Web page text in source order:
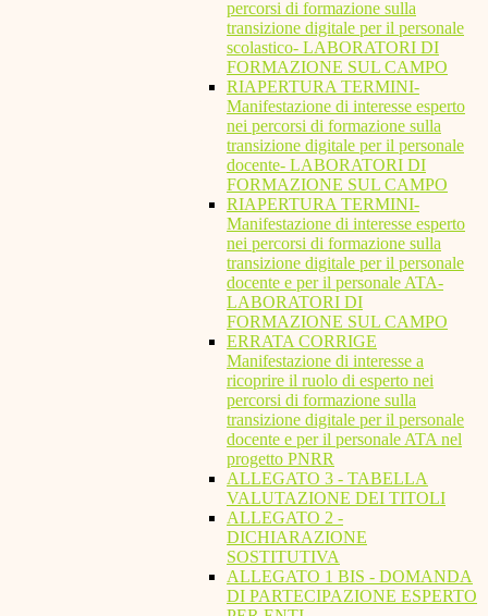
percorsi di formazione sulla
transizione digitale per il personale
scolastico- LABORATORI DI
FORMAZIONE SUL CAMPO
RIAPERTURA TERMINI-
Manifestazione di interesse esperto
nei percorsi di formazione sulla
transizione digitale per il personale
docente- LABORATORI DI
FORMAZIONE SUL CAMPO
RIAPERTURA TERMINI-
Manifestazione di interesse esperto
nei percorsi di formazione sulla
transizione digitale per il personale
docente e per il personale ATA-
LABORATORI DI
FORMAZIONE SUL CAMPO
ERRATA CORRIGE
Manifestazione di interesse a
ricoprire il ruolo di esperto nei
percorsi di formazione sulla
transizione digitale per il personale
docente e per il personale ATA nel
progetto PNRR
ALLEGATO 3 - TABELLA
VALUTAZIONE DEI TITOLI
ALLEGATO 2 -
DICHIARAZIONE
SOSTITUTIVA
ALLEGATO 1 BIS - DOMANDA
DI PARTECIPAZIONE ESPERTO